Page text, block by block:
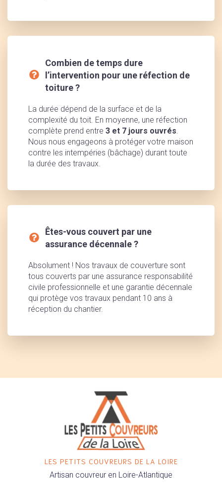
Combien de temps dure
l’intervention pour une réfection de
toiture ?
La durée dépend de la surface et de la
complexité du toit. En moyenne, une réfection
complète prend entre 3 et 7 jours ouvrés.
Nous nous engageons à protéger votre maison
contre les intempéries (bâchage) durant toute
la durée des travaux.
Êtes-vous couvert par une
assurance décennale ?
Absolument ! Nos travaux de couverture sont
tous couverts par une assurance responsabilité
civile professionnelle et une garantie décennale
qui protège vos travaux pendant 10 ans à
réception du chantier.
LES PETITS COUVREURS DE LA LOIRE
Artisan couvreur en Loire-Atlantique